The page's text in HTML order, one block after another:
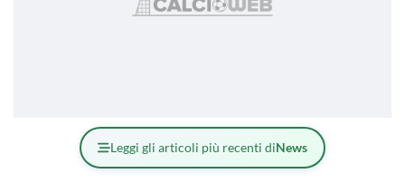
Leggi gli articoli più recenti diNews